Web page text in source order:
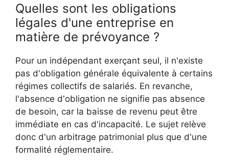
Quelles sont les obligations
légales d'une entreprise en
matière de prévoyance ?
Pour un indépendant exerçant seul, il n'existe
pas d'obligation générale équivalente à certains
régimes collectifs de salariés. En revanche,
l'absence d'obligation ne signifie pas absence
de besoin, car la baisse de revenu peut être
immédiate en cas d'incapacité. Le sujet relève
donc d'un arbitrage patrimonial plus que d'une
formalité réglementaire.